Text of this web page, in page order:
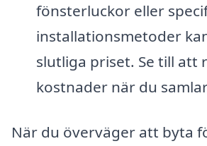
fönsterluckor eller
installationsmetoder
slutliga priset. Se till att
kostnader när du
När du överväger att byta